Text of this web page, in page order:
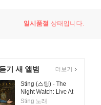
일시품절 상태입니다.
기 새 앨범
Sting (스팅) - The
Night Watch: Live At
The Rijksmuseum
Sting 노래
더보기